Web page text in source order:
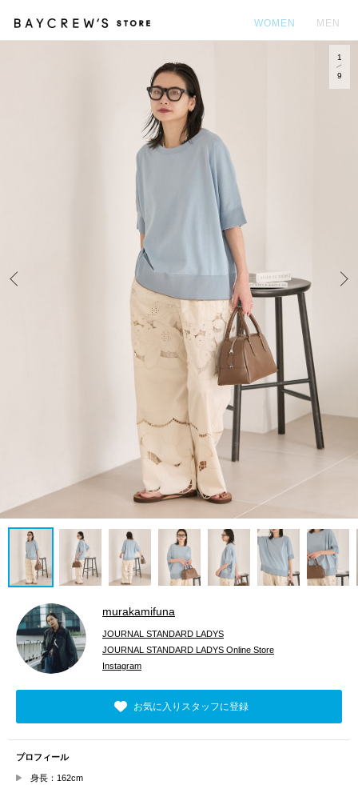
WOMEN MEN
1
9
murakamifuna
JOURNAL STANDARD LADYS
JOURNAL STANDARD LADYS Online Store
Instagram
お気に入りスタッフに登録
プロフィール
身長：162cm